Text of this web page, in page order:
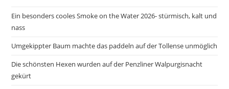
Ein besonders cooles Smoke on the Water 2026- stürmisch, kalt und
nass
Umgekippter Baum machte das paddeln auf der Tollense unmöglich
Die schönsten Hexen wurden auf der Penzliner Walpurgisnacht
gekürt